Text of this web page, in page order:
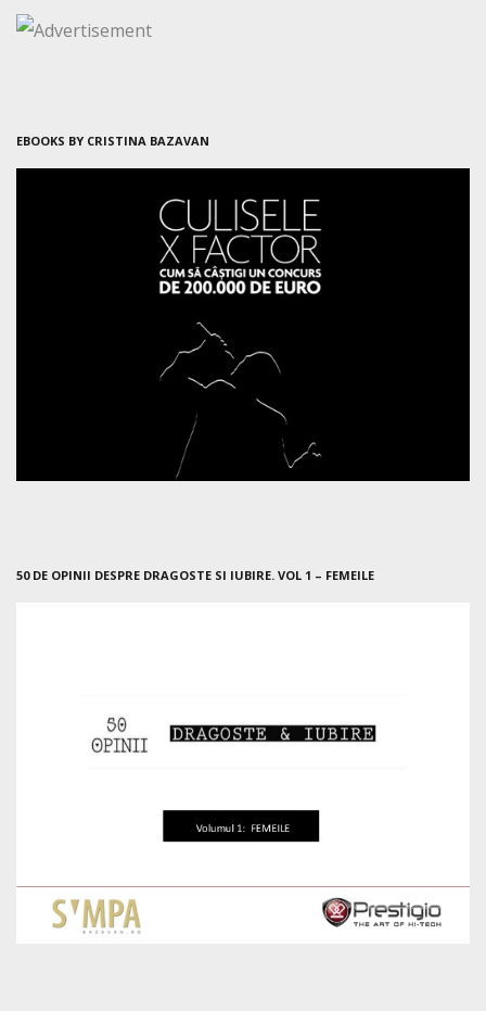
EBOOKS BY CRISTINA BAZAVAN
50 DE OPINII DESPRE DRAGOSTE SI IUBIRE. VOL 1 – FEMEILE